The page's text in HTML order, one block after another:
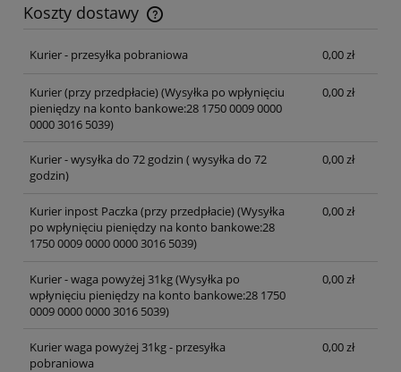
Koszty dostawy
Cena nie zawiera ewentualnych kosztów płatności
Kurier - przesyłka pobraniowa
0,00 zł
Kurier (przy przedpłacie)(Wysyłka po wpłynięciu
pieniędzy na konto bankowe:28 1750 0009 0000
0000 3016 5039)
0,00 zł
Kurier - wysyłka do 72 godzin ( wysyłka do 72
godzin)
0,00 zł
Kurier inpost Paczka (przy przedpłacie)(Wysyłka
po wpłynięciu pieniędzy na konto bankowe:28
1750 0009 0000 0000 3016 5039)
0,00 zł
Kurier - waga powyżej 31kg(Wysyłka po
wpłynięciu pieniędzy na konto bankowe:28 1750
0009 0000 0000 3016 5039)
0,00 zł
Kurier waga powyżej 31kg - przesyłka
pobraniowa
0,00 zł